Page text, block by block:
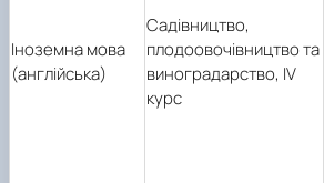
Іноземна мова
(англійська)
Садівництво,
плодоовочівництво та
виноградарство, ІV
курс